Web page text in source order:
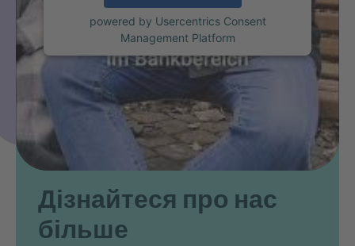
powered by Usercentrics Consent
Management Platform
Дізнайтеся про нас
більше